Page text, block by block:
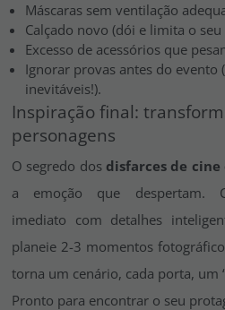
Máscaras sem ventilação
Calçado novo (dói e limita o
Excesso de acessórios que
Ignorar provas antes do evento
inevitáveis!).
Inspiração final:
personagens
O segredo dos disfarces de
a emoção que despertam.
imediato com detalhes
planeie 2-3 momentos
torna um cenário, cada porta, um
Pronto para encontrar o seu